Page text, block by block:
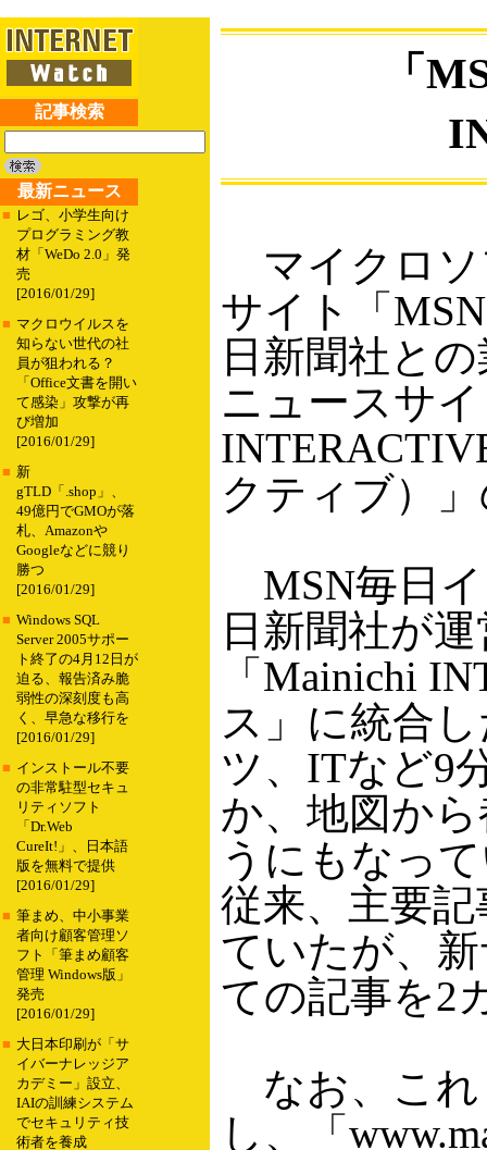
記事検索
最新ニュース
■ レゴ、小学生向け
プログラミング教
材「WeDo 2.0」発
売
[2016/01/29]
■ マクロウイルスを
知らない世代の社
員が狙われる？
「Office文書を開い
て感染」攻撃が再
び増加
[2016/01/29]
■ 新
gTLD「.shop」、
49億円でGMOが落
札、Amazonや
Googleなどに競り
勝つ
[2016/01/29]
■ Windows SQL
Server 2005サポー
ト終了の4月12日が
迫る、報告済み脆
弱性の深刻度も高
く、早急な移行を
[2016/01/29]
■ インストール不要
の非常駐型セキュ
リティソフト
「Dr.Web
CureIt!」、日本語
版を無料で提供
[2016/01/29]
■ 筆まめ、中小事業
者向け顧客管理ソ
フト「筆まめ顧客
管理 Windows版」
発売
[2016/01/29]
■ 大日本印刷が「サ
イバーナレッジア
カデミー」設立、
IAIの訓練システム
でセキュリティ技
術者を養成
「
マイクロソ
サイト「
日新聞社と
ニュースサ
クティブ）
MSN毎日
日新聞社が
「Mainichi
ス」に統合
ツ、ITなど9
か、地図か
うにもなっ
従来、主要
ていたが、
ての記事を2
なお、これ
し、「